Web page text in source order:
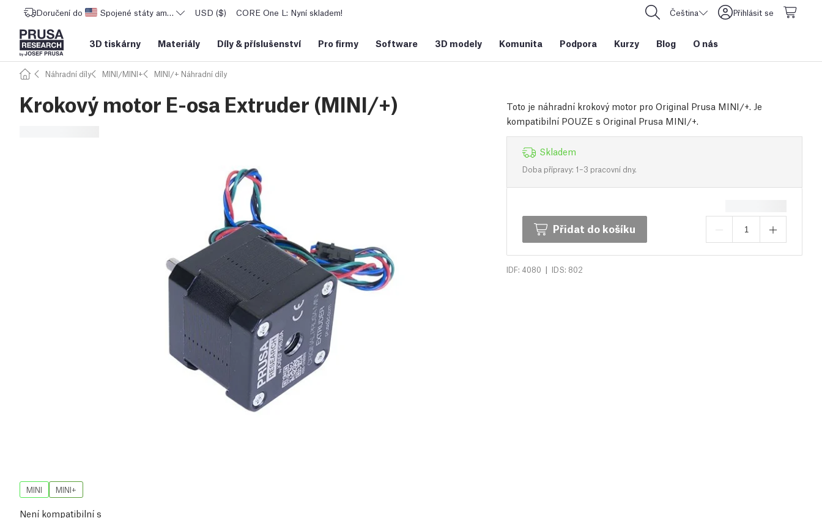
Doručení do Spojené státy americké USD ($) CORE One L: Nyní skladem! Čeština Přihlásit se
3D tiskárny Materiály Díly & příslušenství Pro firmy Software 3D modely Komunita Podpora Kurzy Blog O nás
Náhradní díly MINI/MINI+ MINI/+ Náhradní díly
Krokový motor E-osa Extruder (MINI/+)
Toto je náhradní krokový motor pro Original Prusa MINI/+. Je
kompatibilní POUZE s Original Prusa MINI/+.
Skladem
Doba přípravy: 1–3 pracovní dny.
Přidat do košíku
IDF: 4080 | IDS: 802
MINI MINI+
Není kompatibilní s